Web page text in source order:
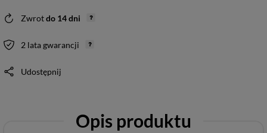
Zwrotdo 14dni
2 lata gwarancji
Udostępnij
Opis produktu